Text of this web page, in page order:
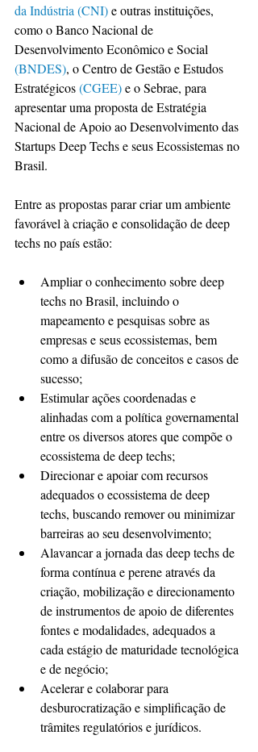
da Indústria (CNI) e outras instituições,
como o Banco Nacional de
Desenvolvimento Econômico e Social
(BNDES), o Centro de Gestão e Estudos
Estratégicos (CGEE) e o Sebrae, para
apresentar uma proposta de Estratégia
Nacional de Apoio ao Desenvolvimento das
Startups Deep Techs e seus Ecossistemas no
Brasil.
Entre as propostas parar criar um ambiente
favorável à criação e consolidação de deep
techs no país estão:
Ampliar o conhecimento sobre deep
techs no Brasil, incluindo o
mapeamento e pesquisas sobre as
empresas e seus ecossistemas, bem
como a difusão de conceitos e casos de
sucesso;
Estimular ações coordenadas e
alinhadas com a política governamental
entre os diversos atores que compõe o
ecossistema de deep techs;
Direcionar e apoiar com recursos
adequados o ecossistema de deep
techs, buscando remover ou minimizar
barreiras ao seu desenvolvimento;
Alavancar a jornada das deep techs de
forma contínua e perene através da
criação, mobilização e direcionamento
de instrumentos de apoio de diferentes
fontes e modalidades, adequados a
cada estágio de maturidade tecnológica
e de negócio;
Acelerar e colaborar para
desburocratização e simplificação de
trâmites regulatórios e jurídicos.